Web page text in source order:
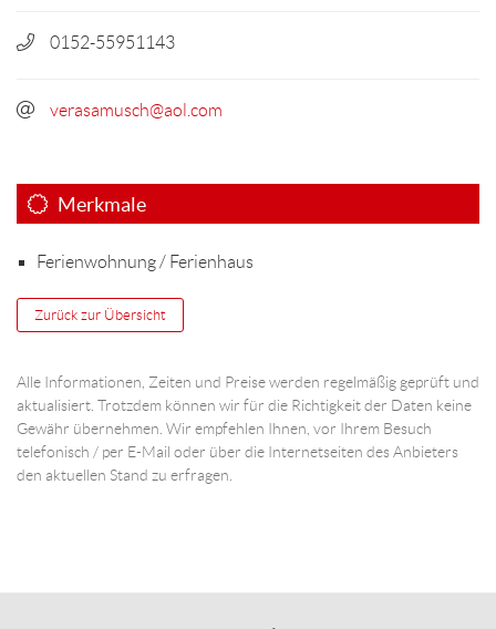
0152-55951143
verasamusch@aol.com
Merkmale
Ferienwohnung / Ferienhaus
Zurück zur Übersicht
Alle Informationen, Zeiten und Preise werden regelmäßig geprüft und
aktualisiert. Trotzdem können wir für die Richtigkeit der Daten keine
Gewähr übernehmen. Wir empfehlen Ihnen, vor Ihrem Besuch
telefonisch / per E-Mail oder über die Internetseiten des Anbieters
den aktuellen Stand zu erfragen.